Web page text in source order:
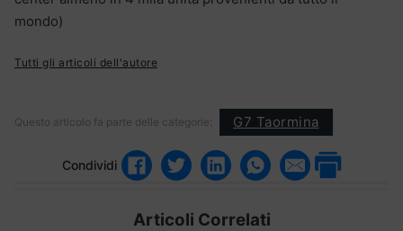
mondo)
Tutti gli articoli dell'autore
Questo articolo fa parte delle categorie: G7 Taormina
Condividi
Articoli Correlati